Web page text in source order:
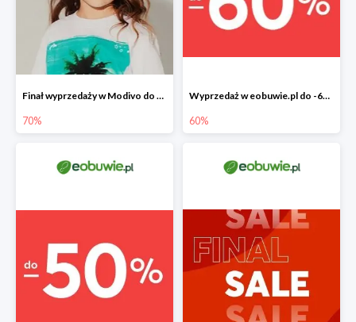
Finał wyprzedaży w Modivo do -70%
70%
Wyprzedaż w eobuwie.pl do -60%
60%